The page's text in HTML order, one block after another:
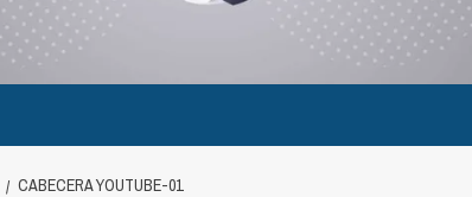
CABECERA YOUTUBE-01